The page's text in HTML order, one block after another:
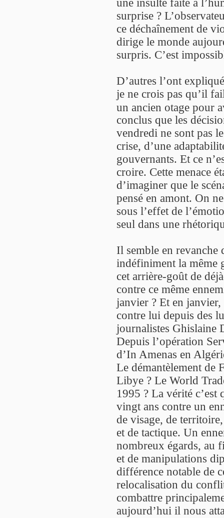
surprise ?
ce déchaînement de
dirige le monde
surpris. C’est
D’autres l’ont
je ne crois pas qu’il
un ancien otage pour
conclus que les
vendredi ne sont pas
crise, d’une
gouvernants. Et ce
croire. Cette menace
d’imaginer que le
pensé en amont. On
sous l’effet de
seul dans une
Il semble en revanche
indéfiniment la même
cet arrière-goût de
contre ce même
janvier ? Et en janvier,
contre lui depuis des
journalistes Ghislaine
Depuis l’opération
d’In Amenas en
Le démantèlement de
Libye ? Le World
1995 ? La vérité c’est
vingt ans contre un
de visage, de
et de tactique. Un
nombreux égards, au
et de manipulations
différence notable de
relocalisation du
combattre
aujourd’hui il nous